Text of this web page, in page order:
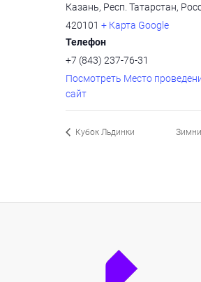
Казань, Респ. Татарстан,
420101 + Карта Google
Телефон
+7 (843) 237-76-31
Посмотреть Место
сайт
Кубок Льдинки